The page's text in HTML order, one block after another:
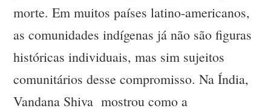
morte. Em muitos países latino-americanos,
as comunidades indígenas já não são figuras
históricas individuais, mas sim sujeitos
comunitários desse compromisso. Na Índia,
Vandana Shiva mostrou como a